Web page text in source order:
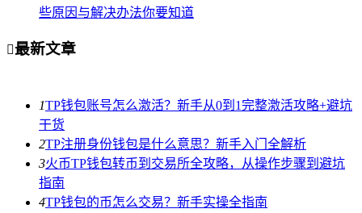
些原因与解决办法你要知道
最新文章
1TP钱包账号怎么激活？新手从0到1完整激活攻略+避坑
干货
2TP注册身份钱包是什么意思？新手入门全解析
3火币TP钱包转币到交易所全攻略，从操作步骤到避坑
指南
4TP钱包的币怎么交易？新手实操全指南